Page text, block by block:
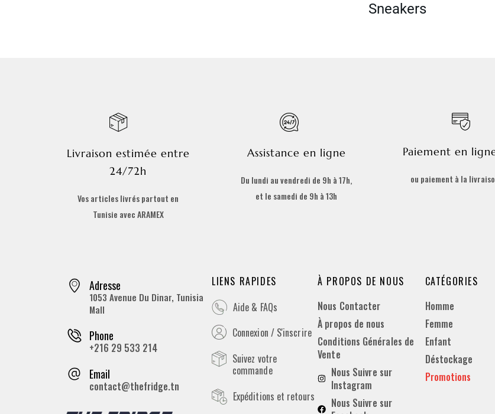
Sneakers
Livraison estimée entre
24/72h
Vos articles livrés partout en
Tunisie avec ARAMEX
Assistance en ligne
Du lundi au vendredi de 9h à 17h,
et le samedi de 9h à 13h
Paiement en
ou paiement à la
Adresse
1053 Avenue Du Dinar, Tunisia
Mall
Phone
+216 29 533 214
Email
contact@thefridge.tn
LIENS RAPIDES
Aide & FAQs
Connexion / S'inscrire
Suivez votre
commande
Expéditions et retours
À PROPOS DE NOUS
Nous Contacter
À propos de nous
Conditions Générales de
Vente
Nous Suivre sur
Instagram
Nous Suivre sur
CATÉGORIES
Homme
Femme
Enfant
Déstockage
Promotions